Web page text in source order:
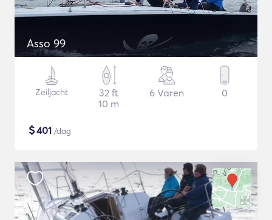
Asso 99
Zeiljacht
32 ft
10 m
6 Varen 0
$401 /dag